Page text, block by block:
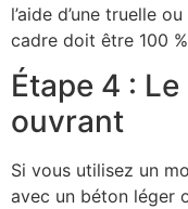
l’aide d’une truelle
cadre doit être 100
Étape 4 :
ouvrant
Si vous utilisez un
avec un béton léger